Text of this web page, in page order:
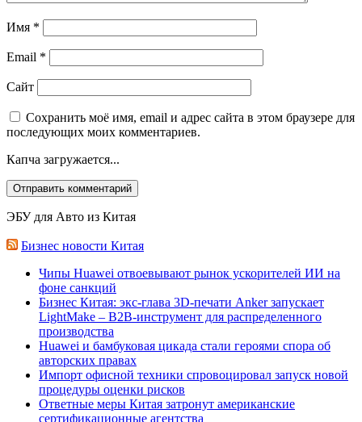
Имя *
Email *
Сайт
Сохранить моё имя, email и адрес сайта в этом браузере для
последующих моих комментариев.
Капча загружается...
ЭБУ для Авто из Китая
Бизнес новости Китая
Чипы Huawei отвоевывают рынок ускорителей ИИ на
фоне санкций
Бизнес Китая: экс-глава 3D-печати Anker запускает
LightMake – B2B-инструмент для распределенного
производства
Huawei и бамбуковая цикада стали героями спора об
авторских правах
Импорт офисной техники спровоцировал запуск новой
процедуры оценки рисков
Ответные меры Китая затронут американские
сертификационные агентства